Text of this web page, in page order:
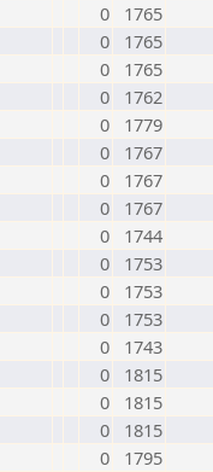
0
1765
0
1765
0
1765
0
1762
0
1779
0
1767
0
1767
0
1767
0
1744
0
1753
0
1753
0
1753
0
1743
0
1815
0
1815
0
1815
0
1795